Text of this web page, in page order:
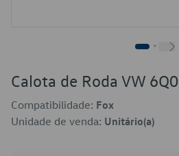
Calota de Roda VW
Compatibilidade: Fox
Unidade de venda: Unitário(a)